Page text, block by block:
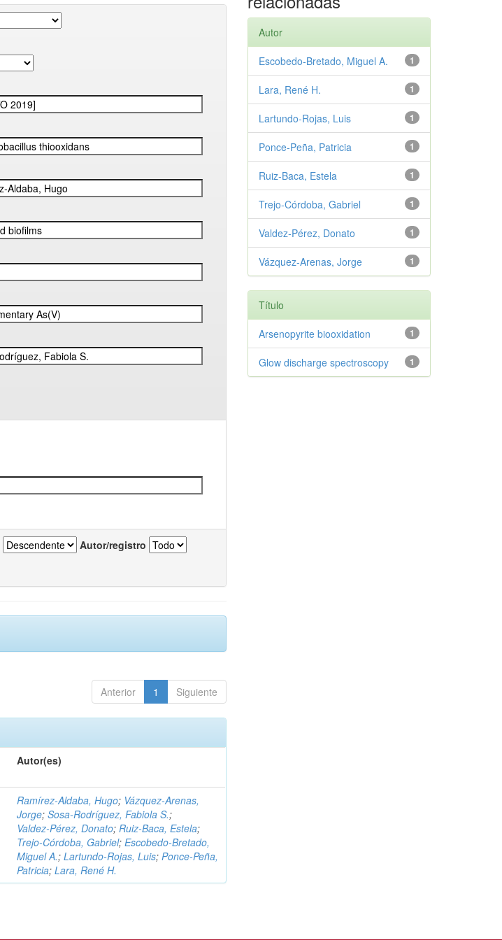
Autor/registro
Anterior 1 Siguiente
Autor(es)
Ramírez‑Aldaba, Hugo; Vázquez‑Arenas,
Jorge;Sosa‑Rodríguez, Fabiola S.;
Valdez‑Pérez, Donato;Ruiz‑Baca, Estela;
Trejo‑Córdoba, Gabriel;Escobedo‑Bretado,
Miguel A.;Lartundo‑Rojas, Luis;Ponce‑Peña,
Patricia;Lara, René H.
Autor
1
Escobedo‑Bretado, Miguel A.
1
Lara, René H.
1
Lartundo‑Rojas, Luis
1
Ponce‑Peña, Patricia
1
Ruiz‑Baca, Estela
1
Trejo‑Córdoba, Gabriel
1
Valdez‑Pérez, Donato
1
Vázquez‑Arenas, Jorge
Título
1
Arsenopyrite biooxidation
1
Glow discharge spectroscopy